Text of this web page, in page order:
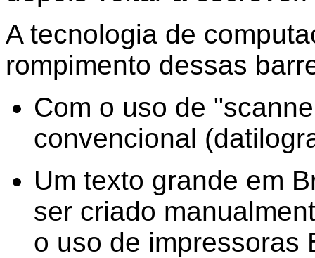
A tecnologia de
rompimento dessas
Com o uso de
convencional
Um texto grande em
ser criado
o uso de impressoras